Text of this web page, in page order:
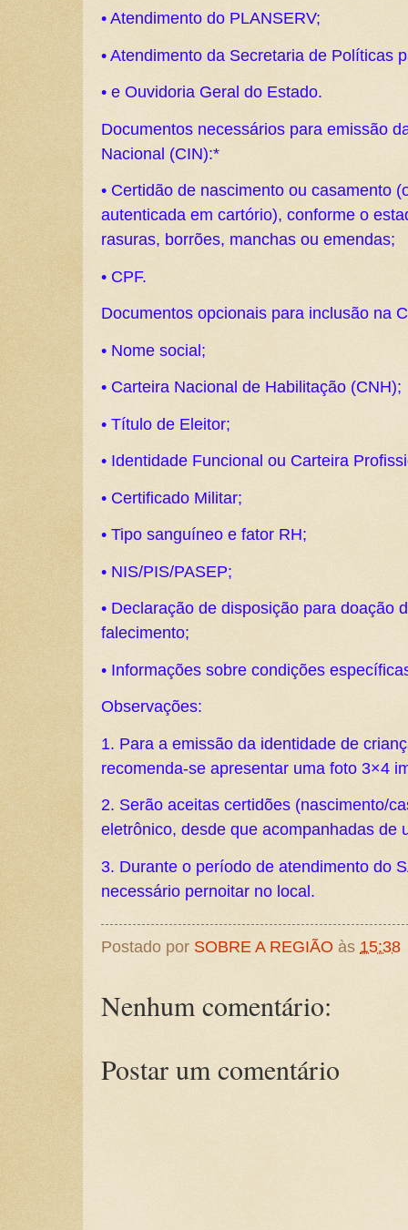
• Atendimento do PLANSERV;
• Atendimento da Secretaria de Políticas
• e Ouvidoria Geral do Estado.
Documentos necessários para emissão
Nacional (CIN):*
• Certidão de nascimento ou casamento
autenticada em cartório), conforme o
rasuras, borrões, manchas ou emendas;
• CPF.
Documentos opcionais para inclusão na
• Nome social;
• Carteira Nacional de Habilitação (CNH);
• Título de Eleitor;
• Identidade Funcional ou Carteira
• Certificado Militar;
• Tipo sanguíneo e fator RH;
• NIS/PIS/PASEP;
• Declaração de disposição para doação
falecimento;
• Informações sobre condições
Observações:
1. Para a emissão da identidade de
recomenda-se apresentar uma foto 3×4
2. Serão aceitas certidões (nascimento/
eletrônico, desde que acompanhadas de
3. Durante o período de atendimento do
necessário pernoitar no local.
Postado por SOBRE A REGIÃO às 15:38
Nenhum comentário:
Postar um comentário